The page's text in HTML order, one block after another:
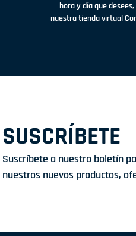
hora y día que desees,
nuestra tienda virtual
SUSCRÍBETE
Suscríbete a nuestro boletín
nuestros nuevos productos,